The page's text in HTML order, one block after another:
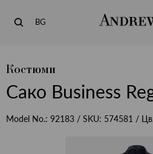
BG
Костюми
Сако Business
Model No.: 92183 / SKU: 574581 /